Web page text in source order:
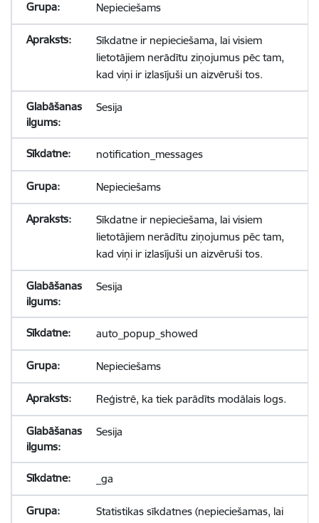
Nepieciešams
Sīkdatne ir nepieciešama, lai visiem
lietotājiem nerādītu ziņojumus pēc tam,
kad viņi ir izlasījuši un aizvēruši tos.
Sesija
notification_messages
Nepieciešams
Sīkdatne ir nepieciešama, lai visiem
lietotājiem nerādītu ziņojumus pēc tam,
kad viņi ir izlasījuši un aizvēruši tos.
Sesija
auto_popup_showed
Nepieciešams
Reģistrē, ka tiek parādīts modālais logs.
Sesija
_ga
Statistikas sīkdatnes (nepieciešamas, lai